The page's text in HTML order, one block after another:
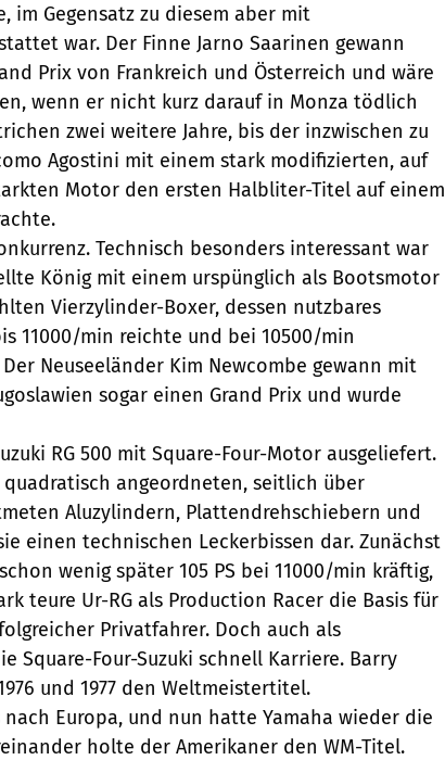
im Gegensatz zu diesem aber mit
war. Der Finne Jarno Saarinen gewann
Prix von Frankreich und Österreich und wäre
wenn er nicht kurz darauf in Monza tödlich
zwei weitere Jahre, bis der inzwischen zu
Agostini mit einem stark modifizierten, auf
Motor den ersten Halbliter-Titel auf einem
Technisch besonders interessant war
König mit einem urspünglich als Bootsmotor
Vierzylinder-Boxer, dessen nutzbares
11000/min reichte und bei 10500/min
Neuseeländer Kim Newcombe gewann mit
sogar einen Grand Prix und wurde
RG 500 mit Square-Four-Motor ausgeliefert.
angeordneten, seitlich über
Aluzylindern, Plattendrehschiebern und
einen technischen Leckerbissen dar. Zunächst
wenig später 105 PS bei 11000/min kräftig,
teure Ur-RG als Production Racer die Basis für
Privatfahrer. Doch auch als
Square-Four-Suzuki schnell Karriere. Barry
und 1977 den Weltmeistertitel.
Europa, und nun hatte Yamaha wieder die
holte der Amerikaner den WM-Titel.